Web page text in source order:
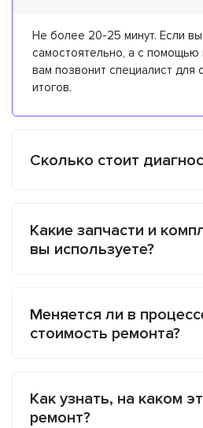
Не более 20-25 минут. Если
самостоятельно, а с помощью
вам позвонит специалист для
итогов.
Сколько стоит
Какие запчасти и
вы используете?
Меняется ли в
стоимость ремонта?
Как узнать, на каком
ремонт?